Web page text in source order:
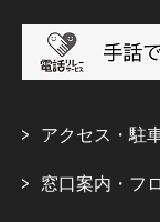
アクセス・駐
窓口案内・フ